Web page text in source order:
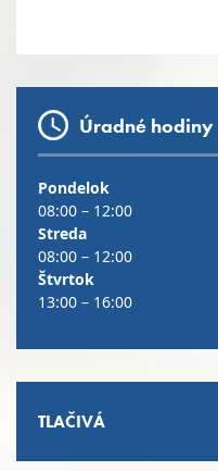
Úradné hodiny
Pondelok
08:00 – 12:00
Streda
08:00 – 12:00
Štvrtok
13:00 – 16:00
TLAČIVÁ